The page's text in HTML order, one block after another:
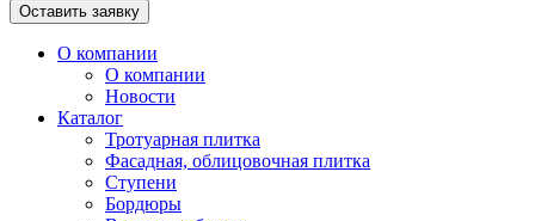
Оставить заявку
О компании
О компании
Новости
Каталог
Тротуарная плитка
Фасадная, облицовочная плитка
Ступени
Бордюры